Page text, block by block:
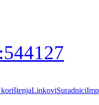
LinkoviSuradnici